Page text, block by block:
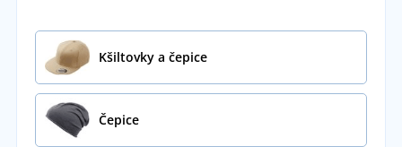
Kšiltovky a čepice
Čepice